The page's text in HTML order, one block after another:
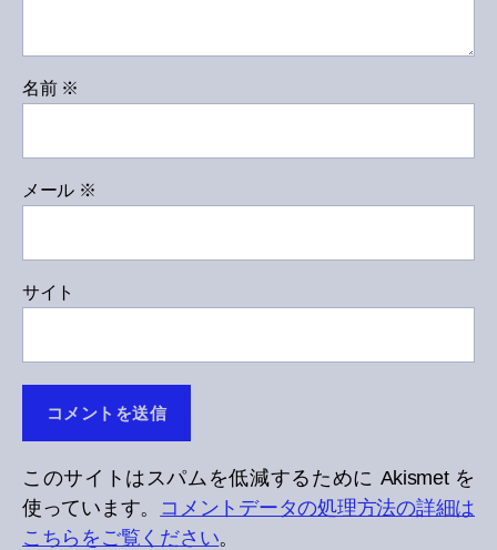
名前 ※
メール ※
サイト
このサイトはスパムを低減するために Akismet を
使っています。 コメントデータの処理方法の詳細は
こちらをご覧ください。